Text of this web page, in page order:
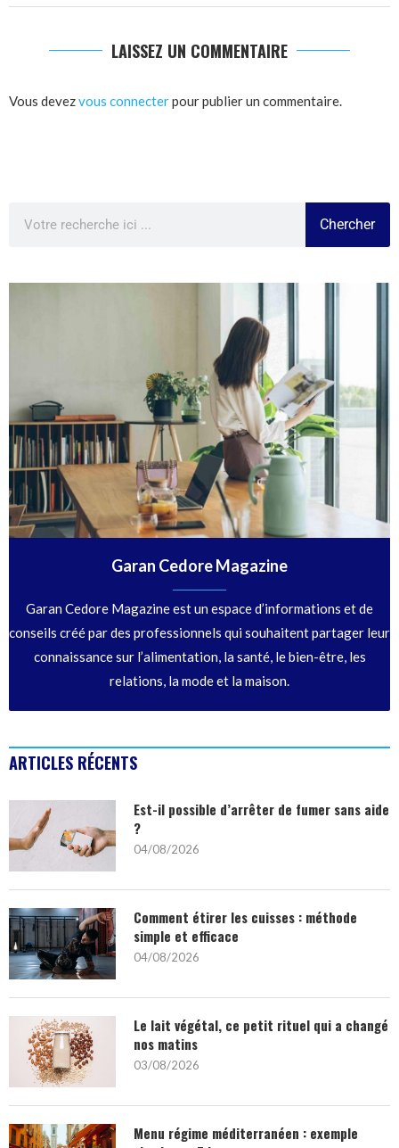
LAISSEZ UN COMMENTAIRE
Vous devezvous connecterpour publier un commentaire.
Chercher
Garan Cedore Magazine
Garan Cedore Magazine est un espace d’informations et de
conseils créé par des professionnels qui souhaitent partager leur
connaissance sur l’alimentation, la santé, le bien-être, les
relations, la mode et la maison.
ARTICLES RÉCENTS
Est-il possible d’arrêter de fumer sans aide
?
04/08/2026
Comment étirer les cuisses : méthode
simple et efficace
04/08/2026
Le lait végétal, ce petit rituel qui a changé
nos matins
03/08/2026
Menu régime méditerranéen : exemple